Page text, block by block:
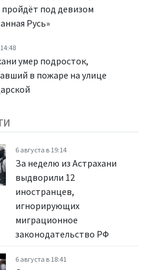
под девизом
Русь»
умер подросток,
в пожаре на улице
6 августа в 19:14
За неделю из Астрахани
выдворили 12
иностранцев,
игнорирующих
миграционное
законодательство РФ
6 августа в 18:41